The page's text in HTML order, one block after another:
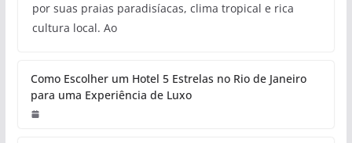
por suas praias paradisíacas, clima tropical e rica
cultura local. Ao
Como Escolher um Hotel 5 Estrelas no Rio de Janeiro
para uma Experiência de Luxo